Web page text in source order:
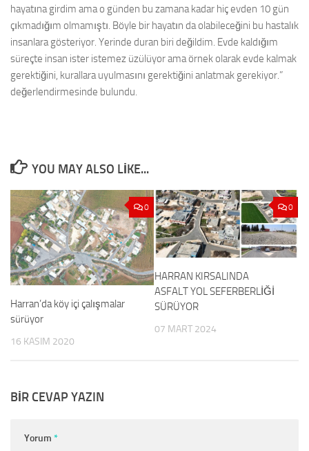
hayatına girdim ama o günden bu zamana kadar hiç evden 10 gün
çıkmadığım olmamıştı. Böyle bir hayatın da olabileceğini bu hastalık
insanlara gösteriyor. Yerinde duran biri değildim. Evde kaldığım
süreçte insan ister istemez üzülüyor ama örnek olarak evde kalmak
gerektiğini, kurallara uyulmasını gerektiğini anlatmak gerekiyor.”
değerlendirmesinde bulundu.
YOU MAY ALSO LIKE...
0
Harran’da köy içi çalışmalar
sürüyor
16 KASIM 2020
0
HARRAN KIRSALINDA
ASFALT YOL SEFERBERLİĞİ
SÜRÜYOR
07 MART 2024
BIR CEVAP YAZIN
Yorum *